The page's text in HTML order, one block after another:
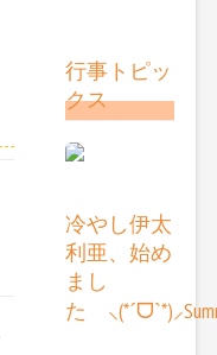
行事トピッ
クス
冷やし伊太
利亜、始め
まし
た